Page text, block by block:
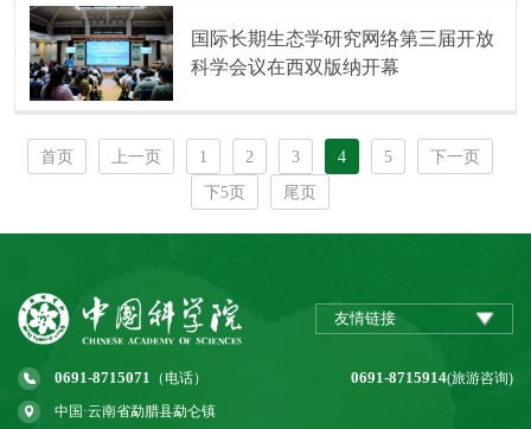
国际长期生态学研究网络第三届开放
科学会议在西双版纳开幕
首页 上一页 1 2 3 4 5
下一页
下5页
尾页
友情链接
0691-8715071 （电话） 0691-8715914(旅游咨询)
中国·云南省勐腊县勐仑镇